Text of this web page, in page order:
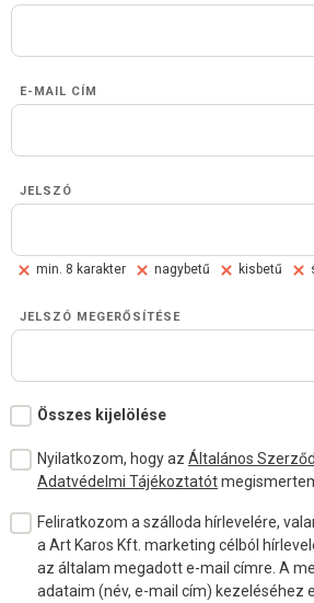
E-MAIL CÍM
JELSZÓ
min. 8 karakter nagybetű kisbetű
JELSZÓ MEGERŐSÍTÉSE
Összes kijelölése
Nyilatkozom, hogy az Általános
Adatvédelmi Tájékoztatót
Feliratkozom a szálloda hírlevelére,
a Art Karos Kft. marketing célból
az általam megadott e-mail címre. A
adataim (név, e-mail cím) kezeléséhez